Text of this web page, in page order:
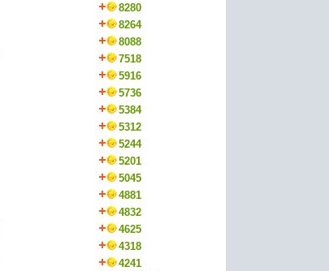
8280
8264
8088
7518
5916
5736
5384
5312
5244
5201
5045
4881
4832
4625
4318
4241